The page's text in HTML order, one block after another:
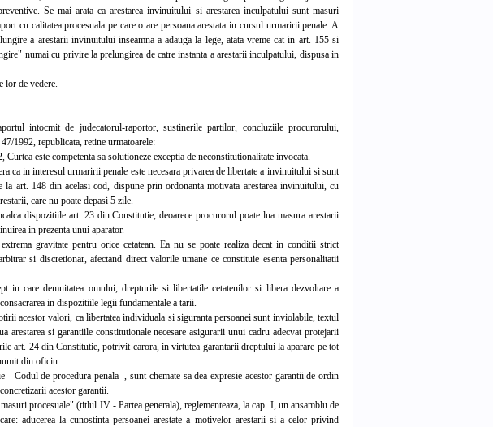
Se mai arata ca arestarea invinuitului si arestarea inculpatului sunt masuri
cu calitatea procesuala pe care o are persoana arestata in cursul urmaririi penale. A
a arestarii invinuitului inseamna a adauga la lege, atata vreme cat in art. 155 si
numai cu privire la prelungirea de catre instanta a arestarii inculpatului, dispusa in
lor de vedere.
intocmit de judecatorul-raportor, sustinerile partilor, concluziile procurorului,
1992, republicata, retine urmatoarele:
este competenta sa solutioneze exceptia de neconstitutionalitate invocata.
in interesul urmaririi penale este necesara privarea de libertate a invinuitului si sunt
art. 148 din acelasi cod, dispune prin ordonanta motivata arestarea invinuitului, cu
care nu poate depasi 5 zile.
dispozitiile art. 23 din Constitutie, deoarece procurorul poate lua masura arestarii
in prezenta unui aparator.
gravitate pentru orice cetatean. Ea nu se poate realiza decat in conditii strict
si discretionar, afectand direct valorile umane ce constituie esenta personalitatii
care demnitatea omului, drepturile si libertatile cetatenilor si libera dezvoltare a
in dispozitiile legii fundamentale a tarii.
acestor valori, ca libertatea individuala si siguranta persoanei sunt inviolabile, textul
arestarea si garantiile constitutionale necesare asigurarii unui cadru adecvat protejarii
art. 24 din Constitutie, potrivit carora, in virtutea garantarii dreptului la aparare pe tot
din oficiu.
de procedura penala -, sunt chemate sa dea expresie acestor garantii de ordin
acestor garantii.
procesuale" (titlul IV - Partea generala), reglementeaza, la cap. I, un ansamblu de
aducerea la cunostinta persoanei arestate a motivelor arestarii si a celor privind